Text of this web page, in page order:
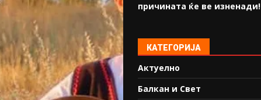
причината ќе ве изненади!
КАТЕГОРИЈА
Актуелно
Балкан и Свет